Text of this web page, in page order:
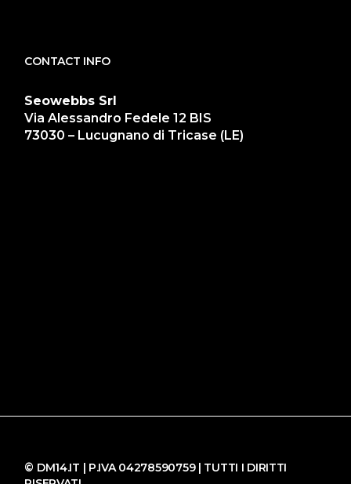
CONTACT INFO
Seowebbs Srl
Via Alessandro Fedele 12 BIS
73030 – Lucugnano di Tricase (LE)
© DM14.IT | P.IVA 04278590759 | TUTTI I DIRITTI